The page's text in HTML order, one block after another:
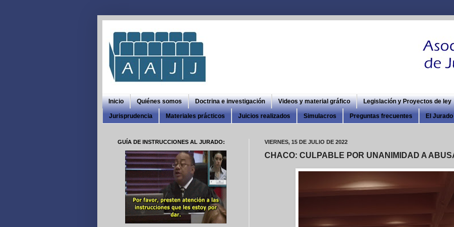
Inicio Quiénes somos Doctrina e investigación Videos y material gráfico Legislación y Proyectos de ley
Jurisprudencia Materiales prácticos Juicios realizados Simulacros Preguntas frecuentes El
VIERNES, 15 DE JULIO DE 2022
CHACO: CULPABLE POR UNANIMIDAD A
GUÍA DE INSTRUCCIONES AL JURADO: